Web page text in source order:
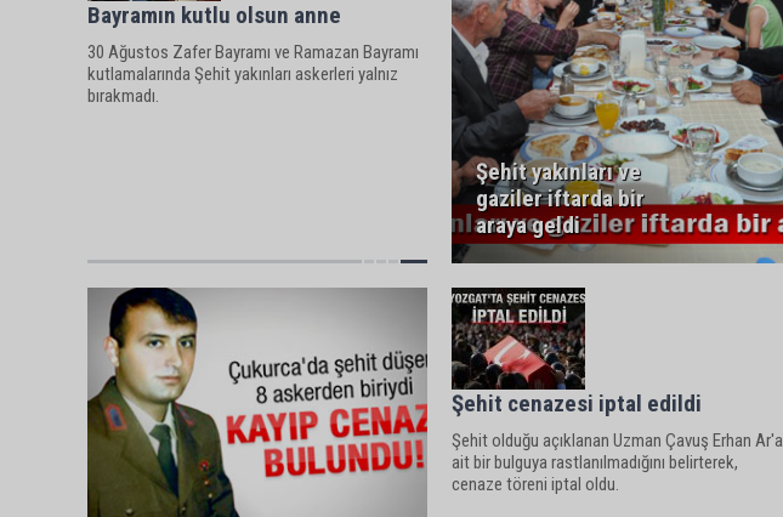
Bayramın kutlu olsun anne
30 Ağustos Zafer Bayramı ve Ramazan Bayramı
kutlamalarında Şehit yakınları askerleri yalnız
bırakmadı.
Şehit yakınları ve
gaziler iftarda bir
araya geldi
Şehit cenazesi iptal edildi
Şehit olduğu açıklanan Uzman Çavuş Erhan Ar'a
ait bir bulguya rastlanılmadığını belirterek,
cenaze töreni iptal oldu.